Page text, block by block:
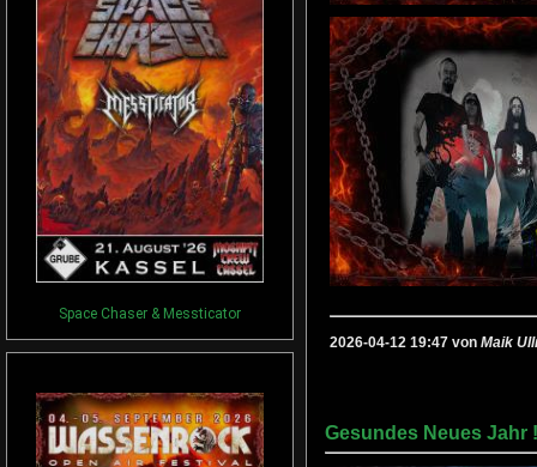
Space Chaser & Messticator
2026-04-12 19:47 von Maik
Gesundes Neues Jahr !